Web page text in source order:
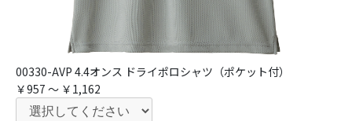
00330-AVP 4.4オンス ドライポロシャツ（ポケット付）
￥957 ～ ￥1,162